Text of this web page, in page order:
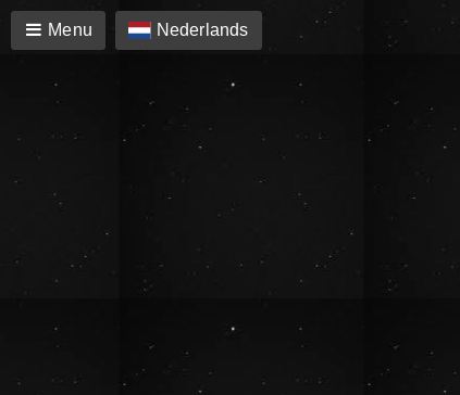
Menu Nederlands